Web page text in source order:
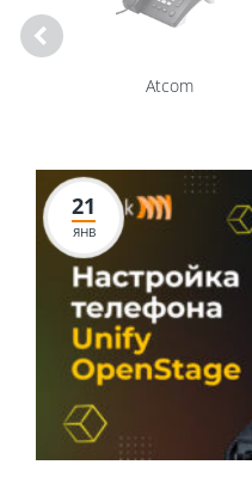
Atcom
21
ЯНВ